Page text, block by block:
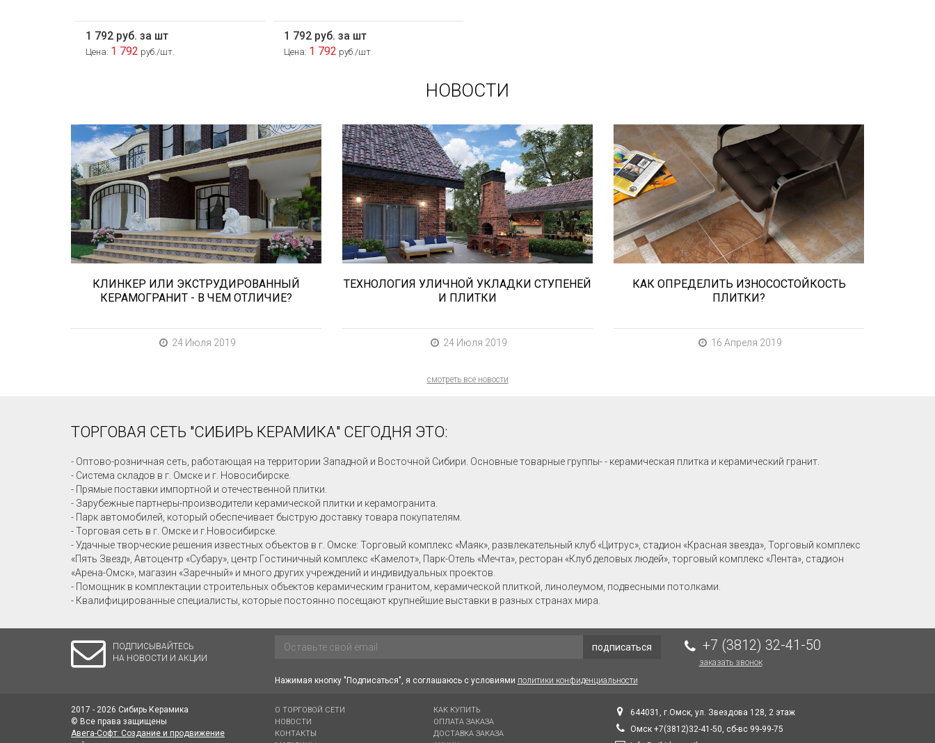
1 792 руб. за шт
Цена: 1 792 руб./шт.
1 792 руб. за шт
Цена: 1 792 руб./шт.
НОВОСТИ
Сегодня «клинкером» называют все
подряд... и напольную плитку и ступени
(фронтальные, угловые) для облицовки
крыльца, фасадную плитку и другие
материалы преимущественно для
экстерьерной отделки домов, зон...
КЛИНКЕР ИЛИ ЭКСТРУДИРОВАННЫЙ
КЕРАМОГРАНИТ - В ЧЕМ ОТЛИЧИЕ?
24 Июля 2019
В этой статье мы расскажем о том,
что нужно учесть при выборе и
укладке уличных облицовочных
материалов (ступени и плитка).
ТЕХНОЛОГИЯ УЛИЧНОЙ УКЛАДКИ СТУПЕНЕЙ
И ПЛИТКИ
24 Июля 2019
При выборе любой плитки важно
важны не только цвет и размер, но и
ее износостойкость. Как же
определить износостойкость
керамической плитки и
керамогранита? Сейчас расскажем.
КАК ОПРЕДЕЛИТЬ ИЗНОСОСТОЙКОСТЬ
ПЛИТКИ?
16 Апреля 2019
смотреть все новости
ТОРГОВАЯ СЕТЬ "СИБИРЬ КЕРАМИКА" СЕГОДНЯ ЭТО:
- Оптово-розничная сеть, работающая на территории Западной и Восточной Сибири. Основные товарные группы- - керамическая плитка и керамический гранит.
- Система складов в г. Омске и г. Новосибирске.
- Прямые поставки импортной и отечественной плитки.
- Зарубежные партнеры-производители керамической плитки и керамогранита.
- Парк автомобилей, который обеспечивает быструю доставку товара покупателям.
- Торговая сеть в г. Омске и г.Новосибирске.
- Удачные творческие решения известных объектов в г. Омске: Торговый комплекс «Маяк», развлекательный клуб «Цитрус», стадион «Красная звезда», Торговый комплекс
«Пять Звезд», Автоцентр «Субару», центр Гостиничный комплекс «Камелот», Парк-Отель «Мечта», ресторан «Клуб деловых людей», торговый комплекс «Лента», стадион
«Арена-Омск», магазин «Заречный» и много других учреждений и индивидуальных проектов.
- Помощник в комплектации строительных объектов керамическим гранитом, керамической плиткой, линолеумом, подвесными потолками.
- Квалифицированные специалисты, которые постоянно посещают крупнейшие выставки в разных странах мира.
ПОДПИСЫВАЙТЕСЬ
НА НОВОСТИ И АКЦИИ
подписаться
Нажимая кнопку "Подписаться", я соглашаюсь с условиями политики конфиденциальности
+7 (3812) 32-41-50
заказать звонок
2017 - 2026 Сибирь Керамика
© Все права защищены
Авега-Софт: Создание и продвижение
О ТОРГОВОЙ СЕТИ
НОВОСТИ
КОНТАКТЫ
КАК КУПИТЬ
ОПЛАТА ЗАКАЗА
ДОСТАВКА ЗАКАЗА
644031, г.Омск, ул. Звездова 128, 2 этаж
Омск +7(3812)32-41-50, сб-вс 99-99-75